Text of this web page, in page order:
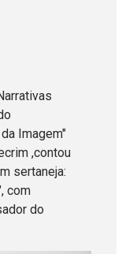
Imagem"
,contou
sertaneja:
com
do